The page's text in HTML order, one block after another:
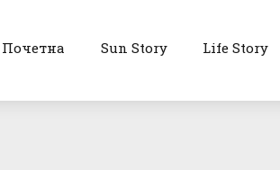
Почетна Sun Story Life Story